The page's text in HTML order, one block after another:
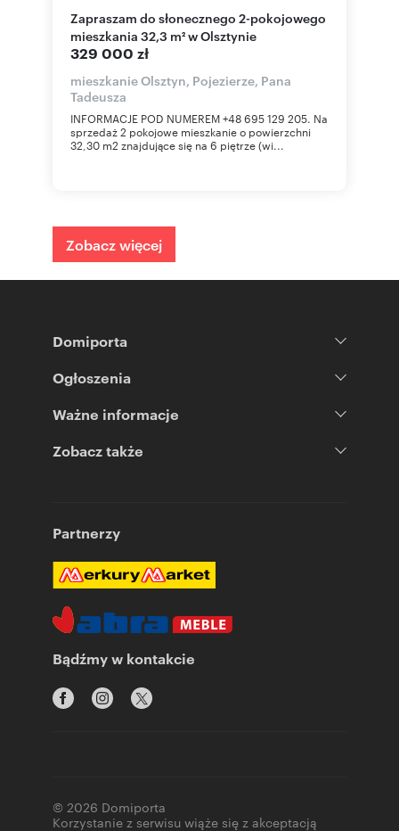
Zapraszam do słonecznego 2-pokojowego
mieszkania 32,3 m² w Olsztynie
329 000 zł
mieszkanie Olsztyn, Pojezierze, Pana
Tadeusza
INFORMACJE POD NUMEREM +48 695 129 205. Na
sprzedaż 2 pokojowe mieszkanie o powierzchni
32,30 m2 znajdujące się na 6 piętrze (wi...
Zobacz więcej
Domiporta
Ogłoszenia
Ważne informacje
Zobacz także
Partnerzy
Bądźmy w kontakcie
© 2026 Domiporta
Korzystanie z serwisu wiąże się z akceptacją